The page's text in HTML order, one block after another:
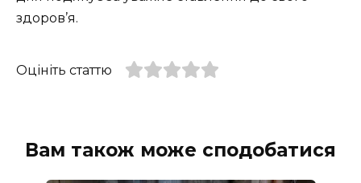
здоров’я.
Оцініть статтю
Вам також може сподобатися